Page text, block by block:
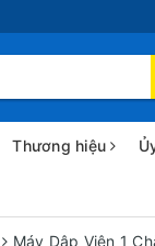
Thương hiệu
Máy Dập Viên 1